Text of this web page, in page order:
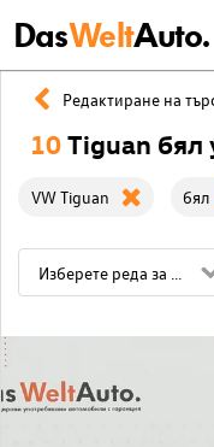
DasWeltAuto.
Редактиране на
10Tiguan бял
VW Tiguan бял